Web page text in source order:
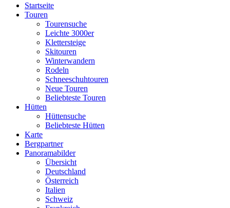
Startseite
Touren
Tourensuche
Leichte 3000er
Klettersteige
Skitouren
Winterwandern
Rodeln
Schneeschuhtouren
Neue Touren
Beliebteste Touren
Hütten
Hüttensuche
Beliebteste Hütten
Karte
Bergpartner
Panoramabilder
Übersicht
Deutschland
Österreich
Italien
Schweiz